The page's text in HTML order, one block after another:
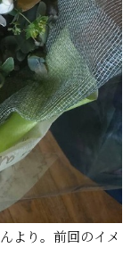
より。前回のイメ